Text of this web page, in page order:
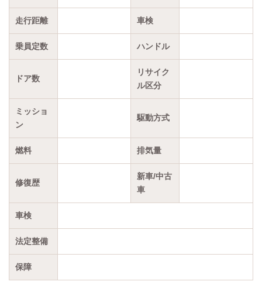
走行距離 車検
乗員定数 ハンドル
ドア数
リサイク
ル区分
ミッショ
ン
駆動方式
燃料 排気量
修復歴
新車/中古
車
車検
法定整備
保障